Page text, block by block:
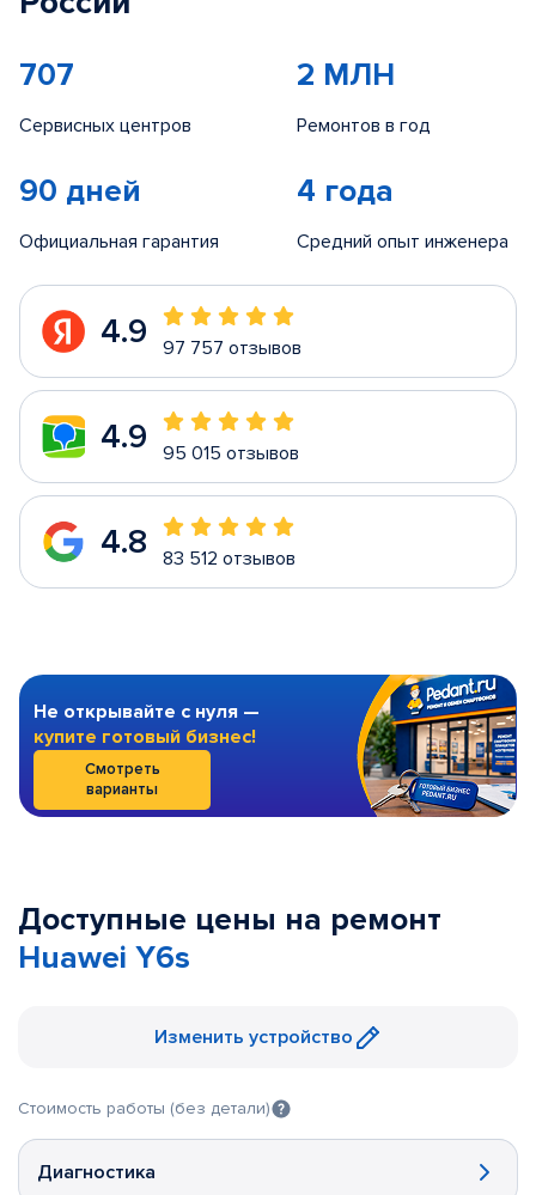
707
Сервисных центров
2 МЛН
Ремонтов в год
90 дней
Официальная гарантия
4 года
Средний опыт инженера
4.9 97 757 отзывов
4.9 95 015 отзывов
4.8 83 512 отзывов
Не открывайте с нуля —
купите готовый бизнес!
Смотреть
варианты
Доступные цены на ремонт
Huawei Y6s
Изменить устройство
Стоимость работы (без детали)
Диагностика